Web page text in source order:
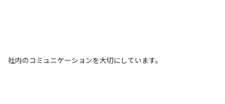
社内のコミュニケーションを大切にしています。